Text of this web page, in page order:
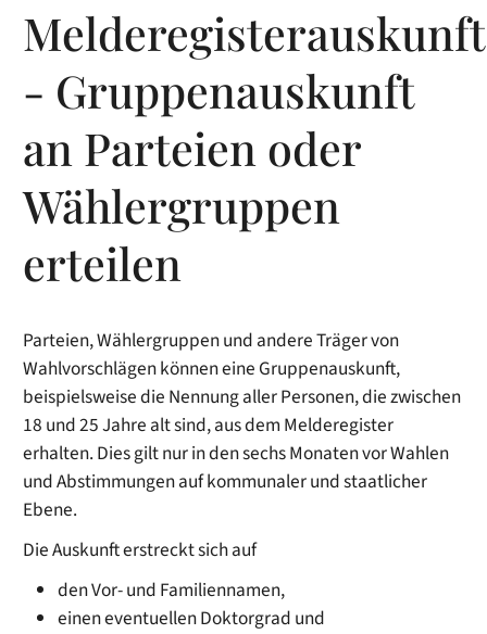
Melderegisterauskunft
- Gruppenauskunft
an Parteien oder
Wählergruppen
erteilen
Parteien, Wählergruppen und andere Träger von
Wahlvorschlägen können eine Gruppenauskunft,
beispielsweise die Nennung aller Personen, die zwischen
18 und 25 Jahre alt sind, aus dem Melderegister
erhalten. Dies gilt nur in den sechs Monaten vor Wahlen
und Abstimmungen auf kommunaler und staatlicher
Ebene.
Die Auskunft erstreckt sich auf
den Vor- und Familiennamen,
einen eventuellen Doktorgrad und